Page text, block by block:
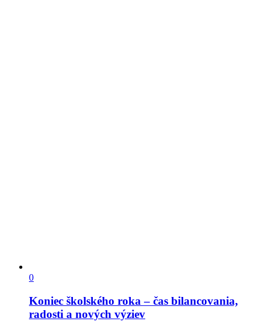
0
Koniec školského roka – čas bilancovania,
radosti a nových výziev